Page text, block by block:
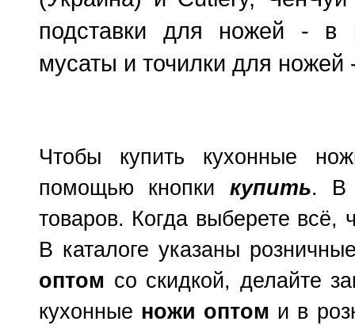
подставки для ножей - в
мусаты и точилки для ножей
Чтобы купить кухонные
помощью кнопки купить. В
товаров. Когда выберете всё,
В каталоге указаны
оптом со скидкой, делайте
кухонные ножи оптом и в